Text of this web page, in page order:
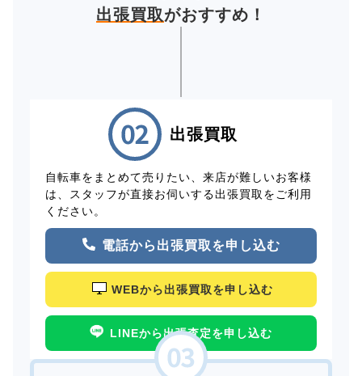
出張買取がおすすめ！
出張買取
自転車をまとめて売りたい、来店が難しいお客様
は、スタッフが直接お伺いする出張買取をご利用
ください。
電話から出張買取を申し込む
WEBから出張買取を申し込む
LINEから出張査定を申し込む